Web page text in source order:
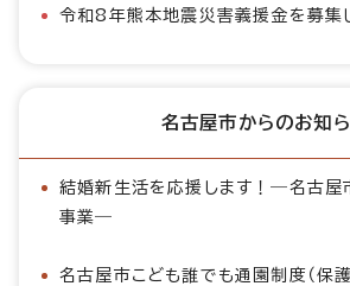
令和8年熊本地震災害義援金を募集
名古屋市からのお知
結婚新生活を応援します！―名古屋
事業―
名古屋市こども誰でも通園制度（保